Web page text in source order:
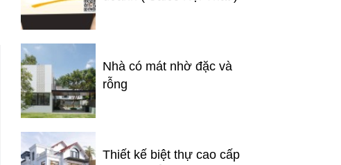
Nhà có mát nhờ đặc và
rỗng
Thiết kế biệt thự cao cấp